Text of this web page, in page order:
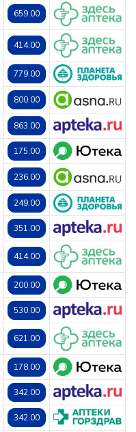
659.00
414.00
779.00
800.00
863.00
175.00
236.00
249.00
351.00
414.00
200.00
530.00
621.00
178.00
342.00
342.00